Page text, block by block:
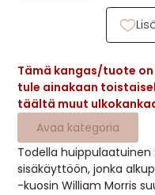
LISENSOIDUT
KANKAAT A-Ö
MUUT
🔖 OUTLET
Tämä kangas/tuote
tule ainakaan
täältä muut
Avaa kategoria
Todella
sisäkäyttöön, jonka
-kuosin William Morris